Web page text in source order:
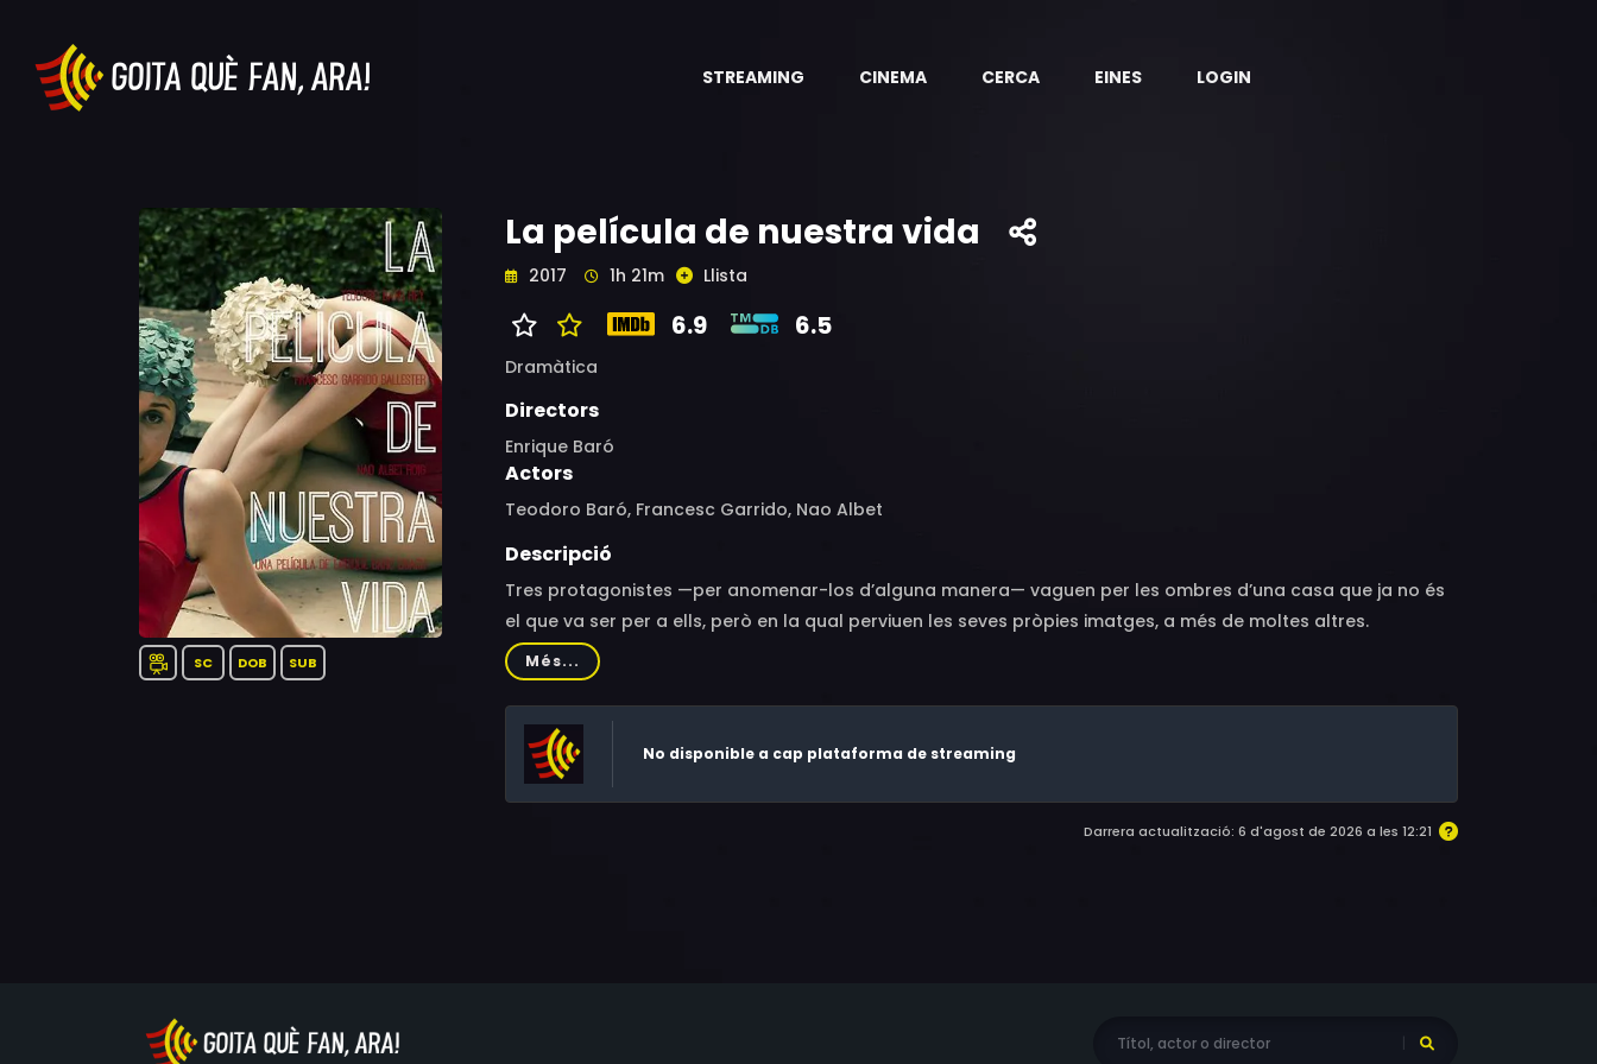
STREAMING CINEMA CERCA EINES LOGIN
SC DOB SUB
La película de nuestra vida
2017 1h 21m Llista
6.9 6.5
Dramàtica
Directors
Enrique Baró
Actors
Teodoro Baró, Francesc Garrido, Nao Albet
Descripció
Tres protagonistes —per anomenar-los d’alguna manera— vaguen per les ombres d’una casa que ja no és
el que va ser per a ells, però en la qual perviuen les seves pròpies imatges, a més de moltes altres.
Més...
No disponible a cap plataforma de streaming
Darrera actualització: 6 d'agost de 2026 a les 12:21